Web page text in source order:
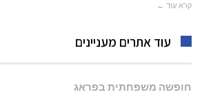
קרא עוד ←
עוד אתרים מעניינים
חופשה משפחתית בפראג